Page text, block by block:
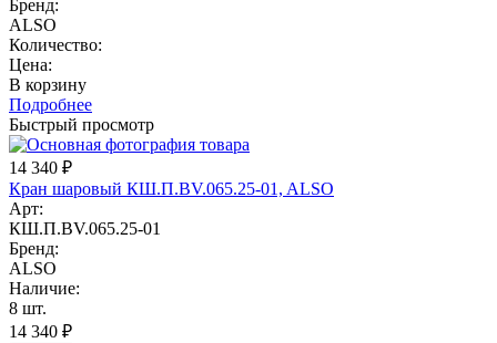
Бренд:
ALSO
Количество:
Цена:
В корзину
Подробнее
Быстрый просмотр
14 340 ₽
Кран шаровый КШ.П.BV.065.25-01, ALSO
Арт:
КШ.П.BV.065.25-01
Бренд:
ALSO
Наличие:
8 шт.
14 340 ₽